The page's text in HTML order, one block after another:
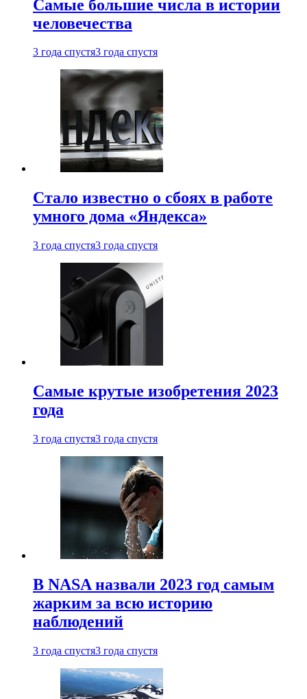
Самые большие числа в истории
человечества
3 года спустя3 года спустя
Стало известно о сбоях в работе
умного дома «Яндекса»
3 года спустя3 года спустя
Самые крутые изобретения 2023
года
3 года спустя3 года спустя
В NASA назвали 2023 год самым
жарким за всю историю
наблюдений
3 года спустя3 года спустя